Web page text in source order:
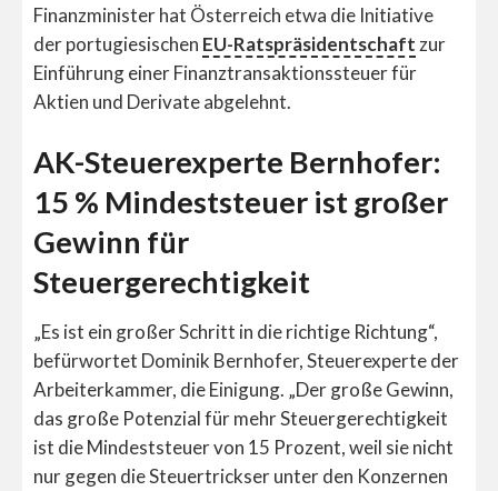
Finanzminister hat Österreich etwa die Initiative
der portugiesischen EU-Ratspräsidentschaftzur
Einführung einer Finanztransaktionssteuer für
Aktien und Derivate abgelehnt.
AK-Steuerexperte Bernhofer:
15 % Mindeststeuer ist großer
Gewinn für
Steuergerechtigkeit
„Es ist ein großer Schritt in die richtige Richtung“,
befürwortet Dominik Bernhofer, Steuerexperte der
Arbeiterkammer, die Einigung. „Der große Gewinn,
das große Potenzial für mehr Steuergerechtigkeit
ist die Mindeststeuer von 15 Prozent, weil sie nicht
nur gegen die Steuertrickser unter den Konzernen